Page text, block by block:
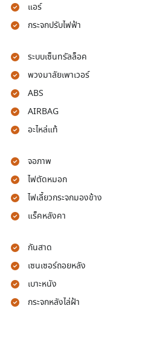
แอร์
กระจกปรับไฟฟ้า
ระบบเซ็นทรัลล็อค
พวงมาลัยเพาเวอร์
ABS
AIRBAG
อะไหล่แท้
จอภาพ
ไฟตัดหมอก
ไฟเลี้ยวกระจกมองข้าง
แร็คหลังคา
กันสาด
เซนเซอร์ถอยหลัง
เบาะหนัง
กระจกหลังไล่ฝ้า